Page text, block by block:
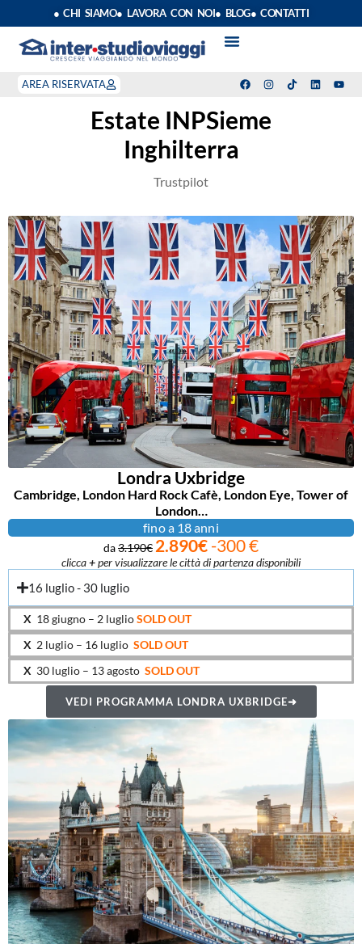
● CHI SIAMO● LAVORA CON NOI● BLOG● CONTATTI
AREA RISERVATA
Estate INPSieme
Inghilterra
Trustpilot
Londra Uxbridge
Cambridge, London Hard Rock Cafè, London Eye, Tower of
London…
fino a 18 anni
da3.190€ 2.890€ -300 €
clicca+per visualizzare le città di partenza disponibili
16 luglio - 30 luglio
X 18 giugno – 2 luglioSOLD OUT
X 2 luglio – 16 luglio SOLD OUT
X 30 luglio – 13 agosto SOLD OUT
VEDI PROGRAMMA LONDRA UXBRIDGE➜